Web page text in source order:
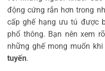
động cứng rắn hơn trong
cấp ghế hạng ưu tú được
phổ thông. Bạn nên xem
những ghế mong muốn
tuyến.